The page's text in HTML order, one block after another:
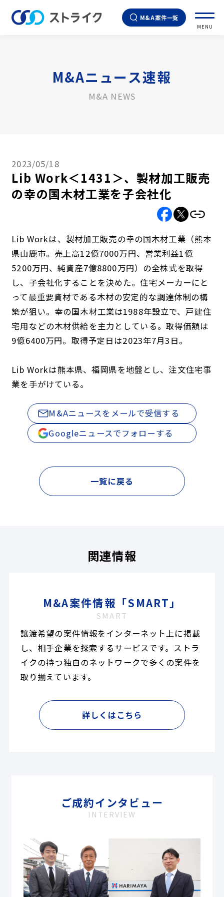
M&A案件一覧
MENU
M&Aニュース速報
M&A NEWS
2023/05/18
Lib Work＜1431＞、製材加工販売
の幸の国木材工業を子会社化
Lib Workは、製材加工販売の幸の国木材工業（熊本
県山鹿市。売上高12億7000万円、営業利益1億
5200万円、純資産7億8800万円）の全株式を取得
し、子会社化することを決めた。住宅メーカーにと
って最重要資材である木材の安定的な調達体制の構
築が狙い。幸の国木材工業は1988年設立で、戸建住
宅用などの木材供給を主力としている。取得価額は
9億6400万円。取得予定日は2023年7月3日。
Lib Workは熊本県、福岡県を地盤とし、注文住宅事
業を手がけている。
M&Aニュースをメールで受信する
Googleニュースでフォローする
一覧に戻る
関連情報
M&A案件情報「SMART」
SMART
譲渡希望の案件情報をインターネット上に掲載
し、相手企業を探索するサービスです。ストラ
イクの持つ独自のネットワークで多くの案件を
取り揃えています。
詳しくはこちら
ご成約インタビュー
INTERVIEW